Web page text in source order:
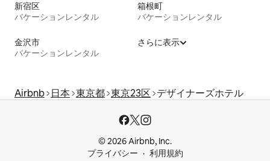
新宿区
バケーションレンタル
箱根町
バケーションレンタル
金沢市
バケーションレンタル
さらに表示
Airbnb 日本 東京都 東京23区 デザイナーズホテル
© 2026 Airbnb, Inc.
プライバシー
利用規約